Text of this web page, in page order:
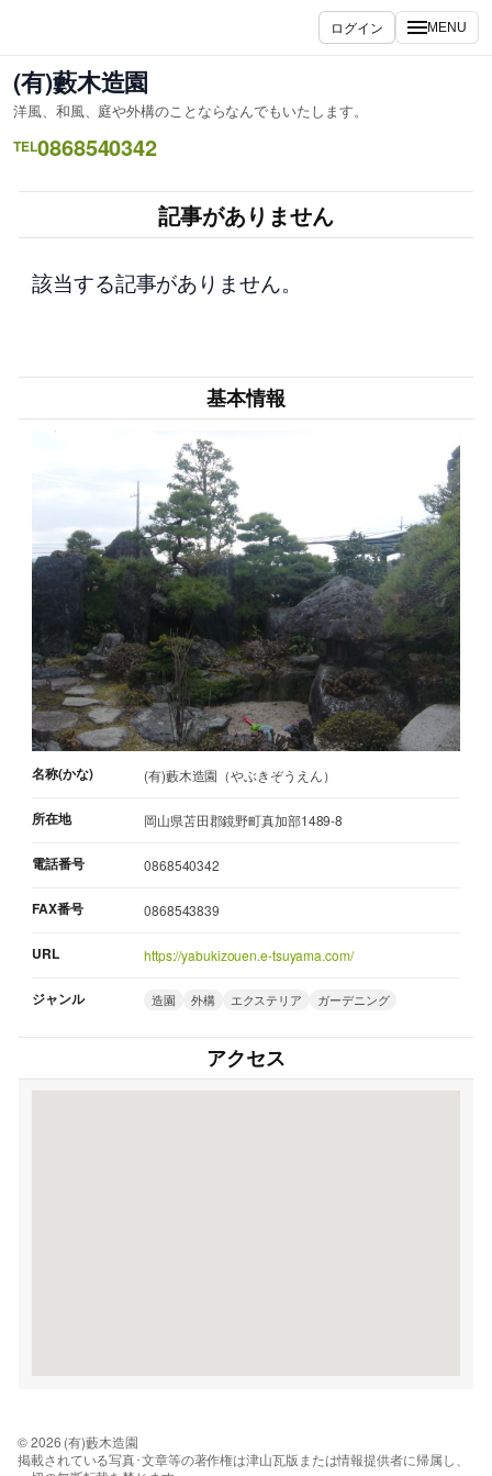
を
ス
キ
ッ
ログイン MENU
(有)藪木造園
洋風、和風、庭や外構のことならなんでもいたします。
TEL0868540342
記事がありません
該当する記事がありません。
基本情報
名称(かな) (有)藪木造園（やぶきぞうえん）
所在地 岡山県苫田郡鏡野町真加部1489-8
電話番号 0868540342
FAX番号 0868543839
URL https://yabukizouen.e-tsuyama.com/
ジャンル 造園 外構 エクステリア ガーデニング
アクセス
© 2026 (有)藪木造園
掲載されている写真･文章等の著作権は津山瓦版または情報提供者に帰属し、